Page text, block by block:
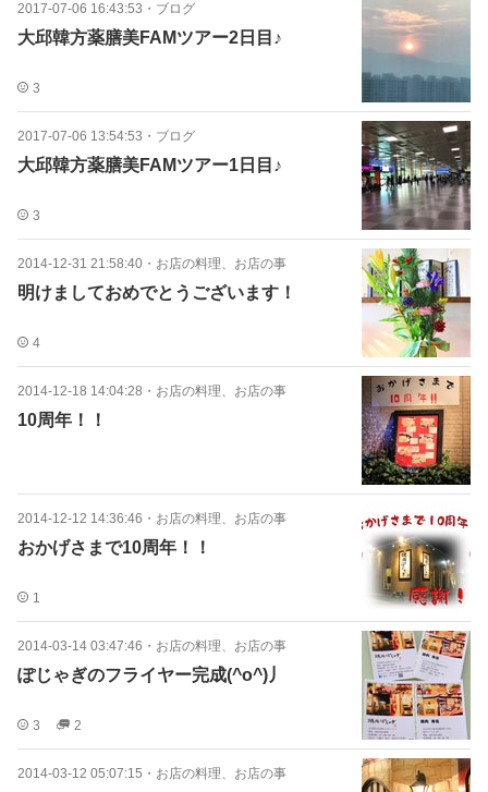
2017-07-06 16:43:53 ・ ブログ
大邱韓方薬膳美FAMツアー2日目♪
3
2017-07-06 13:54:53 ・ ブログ
大邱韓方薬膳美FAMツアー1日目♪
3
2014-12-31 21:58:40 ・ お店の料理、お店の事
明けましておめでとうございます！
4
2014-12-18 14:04:28 ・ お店の料理、お店の事
10周年！！
2014-12-12 14:36:46 ・ お店の料理、お店の事
おかげさまで10周年！！
1
2014-03-14 03:47:46 ・ お店の料理、お店の事
ぽじゃぎのフライヤー完成(^o^)丿
3 2
2014-03-12 05:07:15 ・ お店の料理、お店の事